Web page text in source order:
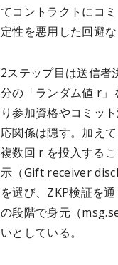
てコントラクトにコ
定性を悪用した回避
2ステップ目は送信
分の「ランダム値 r」
り参加資格やコミッ
応関係は隠す。加え
複数回 r を投入する
示（Gift receiver
を選び、ZKP検証を
の段階で身元（
いとしている。